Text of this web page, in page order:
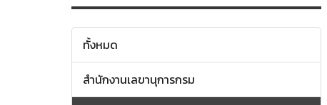
ทั้งหมด
สำนักงานเลขานุการกรม